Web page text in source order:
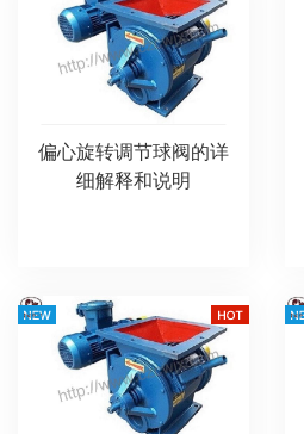
偏心旋转调节球阀的详
细解释和说明